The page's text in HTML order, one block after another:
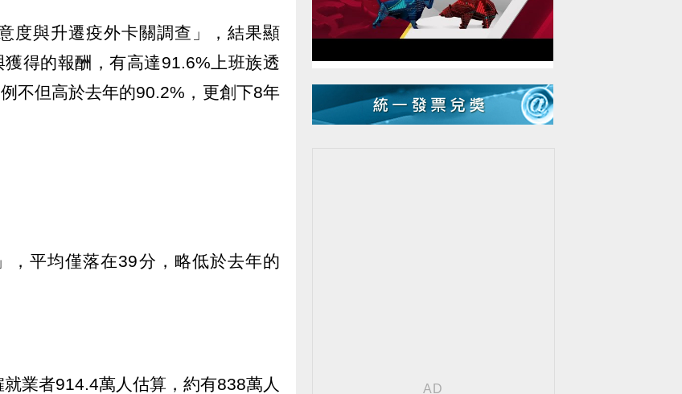
度與升遷疫外卡關調查」，結果顯
得的報酬，有高達91.6%上班族透
不但高於去年的90.2%，更創下8年
，平均僅落在39分，略低於去年的
業者914.4萬人估算，約有838萬人